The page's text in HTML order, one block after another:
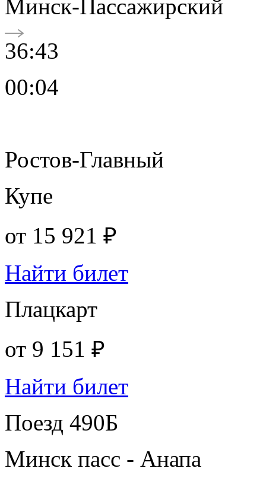
Минск-Пассажирский
36:43
00:04
Ростов-Главный
Купе
от 15 921 ₽
Найти билет
Плацкарт
от 9 151 ₽
Найти билет
Поезд 490Б
Минск пасс - Анапа